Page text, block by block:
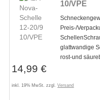
10/VPE
Preis-/
glattwandige
rost-und
14,99 €
inkl. 19% MwSt. zzgl.Versand